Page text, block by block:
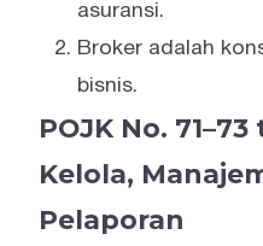
asuransi.
Broker adalah
bisnis.
POJK No.
Kelola,
Pelaporan